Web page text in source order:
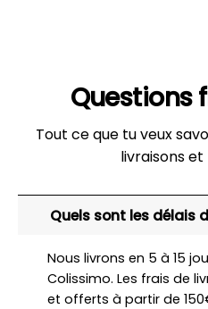
Questions
Tout ce que tu veux
livraisons et
Quels sont les délais
Nous livrons en 5 à 15
Colissimo. Les frais de
et offerts à partir de